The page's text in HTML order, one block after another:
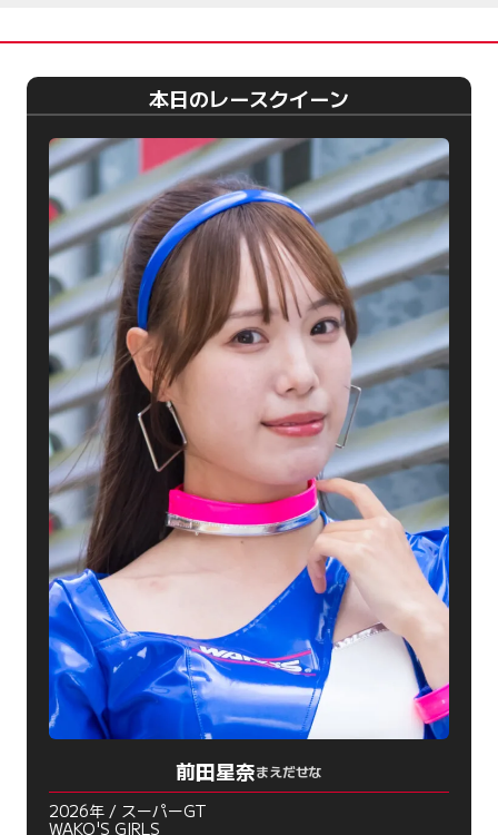
本日のレースクイーン
前田星奈まえだせな
2026年 / スーパーGT
WAKO'S GIRLS